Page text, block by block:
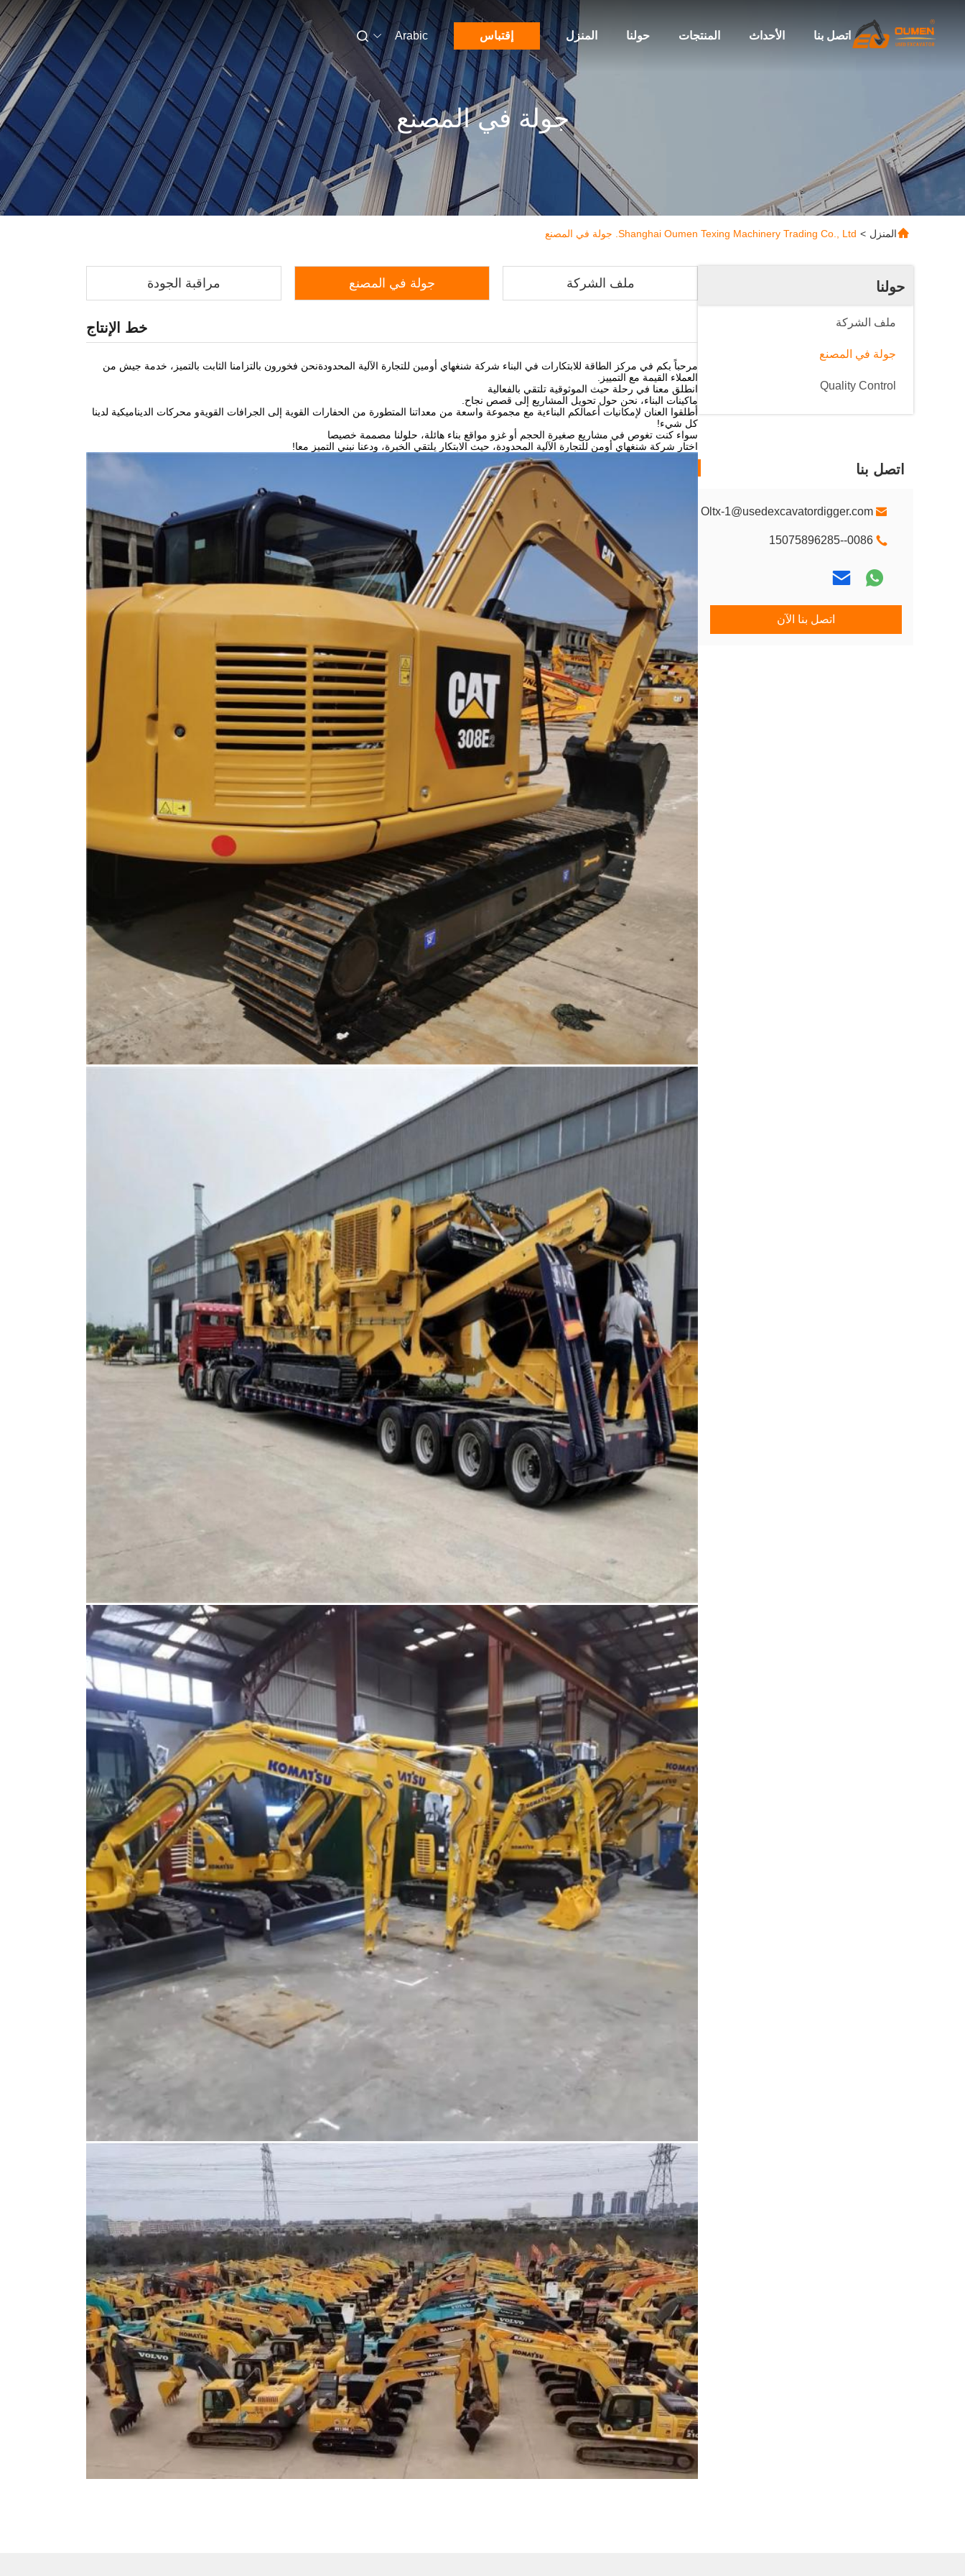
المنزل حولنا المنتجات الأحداث اتصل بنا إقتباس Arabic
جولة في المصنع
المنزل > Shanghai Oumen Texing Machinery Trading Co., Ltd. جولة في المصنع
حولنا
ملف الشركة
جولة في المصنع
Quality Control
اتصل بنا
Oltx-1@usedexcavatordigger.com
0086--15075896285
اتصل بنا الآن
ملف الشركة جولة في المصنع مراقبة الجودة
خط الإنتاج
مرحباً بكم في مركز الطاقة للابتكارات في البناء شركة شنغهاي أومين للتجارة الآلية المحدودةنحن فخورون بالتزامنا الثابت بالتميز، خدمة جيش من
العملاء القيمة مع التمييز.
انطلق معنا في رحلة حيث الموثوقية تلتقي بالفعالية
ماكينات البناء، نحن حول تحويل المشاريع إلى قصص نجاح.
أطلقوا العنان لإمكانيات أعمالكم البناءية مع مجموعة واسعة من معداتنا المتطورة من الحفارات القوية إلى الجرافات القويةو محركات الديناميكية لدينا
كل شيء!
سواء كنت تغوص في مشاريع صغيرة الحجم أو غزو مواقع بناء هائلة، حلولنا مصممة خصيصا
اختار شركة شنغهاي أومن للتجارة الآلية المحدودة، حيث الابتكار يلتقي الخبرة، ودعنا نبني التميز معا!